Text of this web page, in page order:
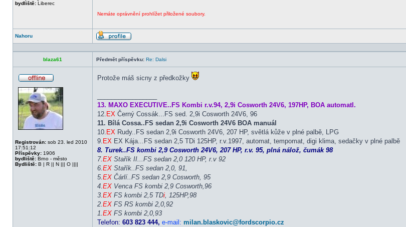
bydliště: Liberec
Nemáte oprávnění prohlížet přiložené soubory.
Nahoru
Profil
blaza61
Předmět příspěvku: Re: Dalsi
Registrován: sob 23. led 2010
17:51:12
Příspěvky: 1906
bydliště: Brno - město
Bydliště: B | R || N ||| O ||||
Protože máš sicny z předkožky
13. MAXO EXECUTIVE..FS Kombi r.v.94, 2,9i Cosworth 24V6, 197HP, BOA automatl.
12. EX Černý Cossák...FS sed. 2,9i Cosworth 24V6, 96
11. Bílá Cossa..FS sedan 2,9i Cosworth 24V6 BOA manuál
10. EX Rudy..FS sedan 2,9i Cosworth 24V6, 207 HP, světlá kůže v plné palbě, LPG
9. EX EX Kája...FS sedan 2,5 TDi 125HP, r.v.1997, automat, tempomat, digi klima, sedačky v plné palbě
8. Turek..FS kombi 2,9 Cosworth 24V6, 207 HP, r.v. 95, plná nálož, čumák 98
7.EX Stařík II...FS sedan 2,0 120 HP, r.v 92
6.EX Stařík..FS sedan 2,0, 91,
5.EX Čárlí..FS sedan 2,9 Cosworth, 95
4.EX Venca FS kombi 2,9 Cosworth,96
3.EX FS kombi 2,5 TDi, 125HP,98
2.EX FS RS kombi 2,0,92
1.EX FS kombi 2,0,93
Telefon: 603 823 444, e-mail: milan.blaskovic@fordscorpio.cz